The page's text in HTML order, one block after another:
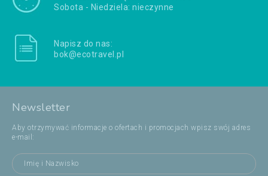
Sobota - Niedziela: nieczynne
Napisz do nas:
bok@ecotravel.pl
Newsletter
Aby otrzymywać informacje o ofertach i promocjach wpisz swój adres
e-mail: